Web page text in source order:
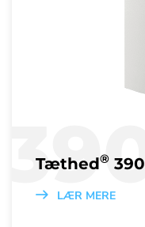
390
Tæthed® 390
LÆR MERE